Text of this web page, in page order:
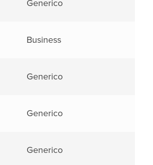
Generico
Business
Generico
Generico
Generico